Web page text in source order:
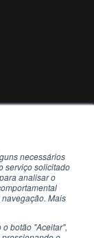
necessários
serviço solicitado
analisar o
Mais
botão "Aceitar",